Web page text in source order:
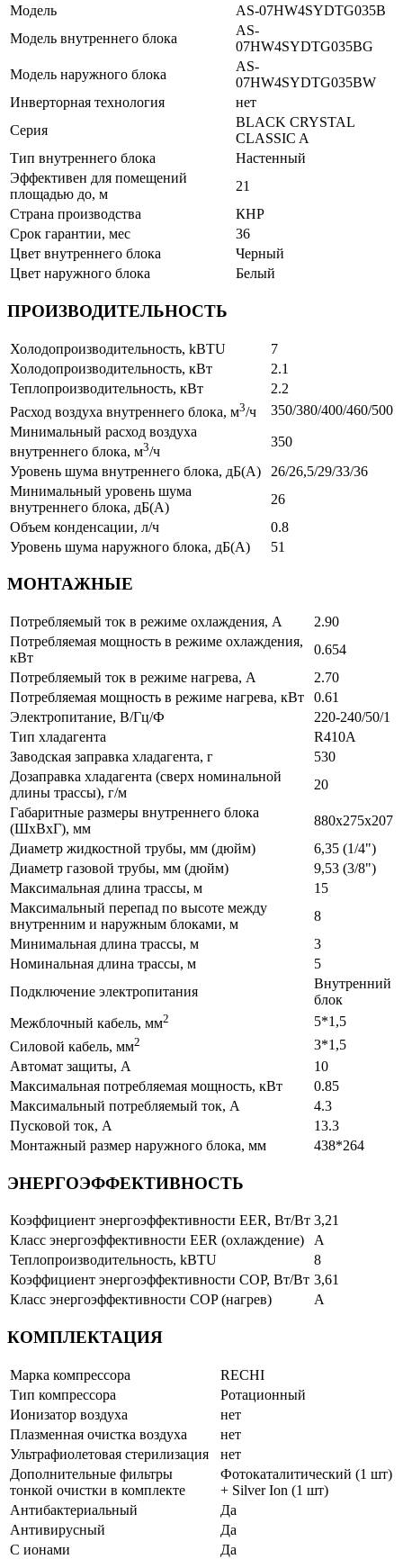
Модель
AS-07HW4SYDTG035В
Модель внутреннего блока
AS-
07HW4SYDTG035ВG
Модель наружного блока
AS-
07HW4SYDTG035ВW
Инверторная технология
нет
Серия
BLACK CRYSTAL
CLASSIC A
Тип внутреннего блока
Настенный
Эффективен для помещений
площадью до, м
21
Страна производства
КНР
Срок гарантии, мес
36
Цвет внутреннего блока
Черный
Цвет наружного блока
Белый
ПРОИЗВОДИТЕЛЬНОСТЬ
Холодопроизводительность, kBTU
7
Холодопроизводительность, кВт
2.1
Теплопроизводительность, кВт
2.2
Расход воздуха внутреннего блока, м3/ч
350/380/400/460/500
Минимальный расход воздуха
внутреннего блока, м3/ч
350
Уровень шума внутреннего блока, дБ(А)
26/26,5/29/33/36
Минимальный уровень шума
внутреннего блока, дБ(А)
26
Объем конденсации, л/ч
0.8
Уровень шума наружного блока, дБ(А)
51
МОНТАЖНЫЕ
Потребляемый ток в режиме охлаждения, A
2.90
Потребляемая мощность в режиме охлаждения,
кВт
0.654
Потребляемый ток в режиме нагрева, A
2.70
Потребляемая мощность в режиме нагрева, кВт
0.61
Электропитание, В/Гц/Ф
220-240/50/1
Тип хладагента
R410A
Заводская заправка хладагента, г
530
Дозаправка хладагента (сверх номинальной
длины трассы), г/м
20
Габаритные размеры внутреннего блока
(ШхВхГ), мм
880x275x207
Диаметр жидкостной трубы, мм (дюйм)
6,35 (1/4")
Диаметр газовой трубы, мм (дюйм)
9,53 (3/8")
Максимальная длина трассы, м
15
Максимальный перепад по высоте между
внутренним и наружным блоками, м
8
Минимальная длина трассы, м
3
Номинальная длина трассы, м
5
Подключение электропитания
Внутренний
блок
Межблочный кабель, мм2
5*1,5
Силовой кабель, мм2
3*1,5
Автомат защиты, А
10
Максимальная потребляемая мощность, кВт
0.85
Максимальный потребляемый ток, А
4.3
Пусковой ток, А
13.3
Монтажный размер наружного блока, мм
438*264
ЭНЕРГОЭФФЕКТИВНОСТЬ
Коэффициент энергоэффективности EER, Вт/Вт 3,21
Класс энергоэффективности EER (охлаждение)
A
Теплопроизводительность, kBTU
8
Коэффициент энергоэффективности COP, Вт/Вт 3,61
Класс энергоэффективности COP (нагрев)
A
КОМПЛЕКТАЦИЯ
Марка компрессора
RECHI
Тип компрессора
Ротационный
Ионизатор воздуха
нет
Плазменная очистка воздуха
нет
Ультрафиолетовая стерилизация
нет
Дополнительные фильтры
тонкой очистки в комплекте
Фотокаталитический (1 шт)
+ Silver Ion (1 шт)
Антибактериальный
Да
Антивирусный
Да
С ионами
Да